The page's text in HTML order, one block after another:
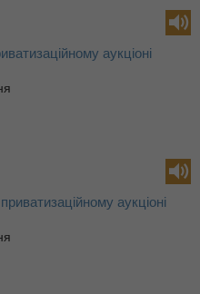
аукціоні
аукціоні